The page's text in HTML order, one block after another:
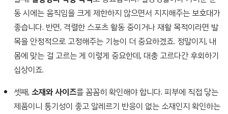
동 시에는 움직임을 크게 제한하지 않으면서 지지해주는 보호대가
좋습니다. 반면, 격렬한 스포츠 활동 중이거나 재활 목적이라면 발
목을 안정적으로 고정해주는 기능이 더 중요하겠죠. 정말이지, 내
몸에 맞는 걸 고르는 게 이렇게 중요한데, 대충 고르다간 후회하기
십상이죠.
셋째, 소재와 사이즈를 꼼꼼히 확인해야 합니다. 피부에 직접 닿는
제품이니 통기성이 좋고 알레르기 반응이 없는 소재인지 확인하는